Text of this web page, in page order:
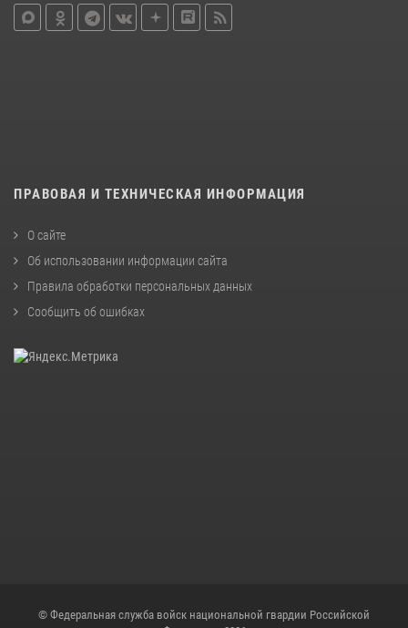
ПРАВОВАЯ И ТЕХНИЧЕСКАЯ ИНФОРМАЦИЯ
О сайте
Об использовании информации сайта
Правила обработки персональных данных
Сообщить об ошибках
© Федеральная служба войск национальной гвардии Российской